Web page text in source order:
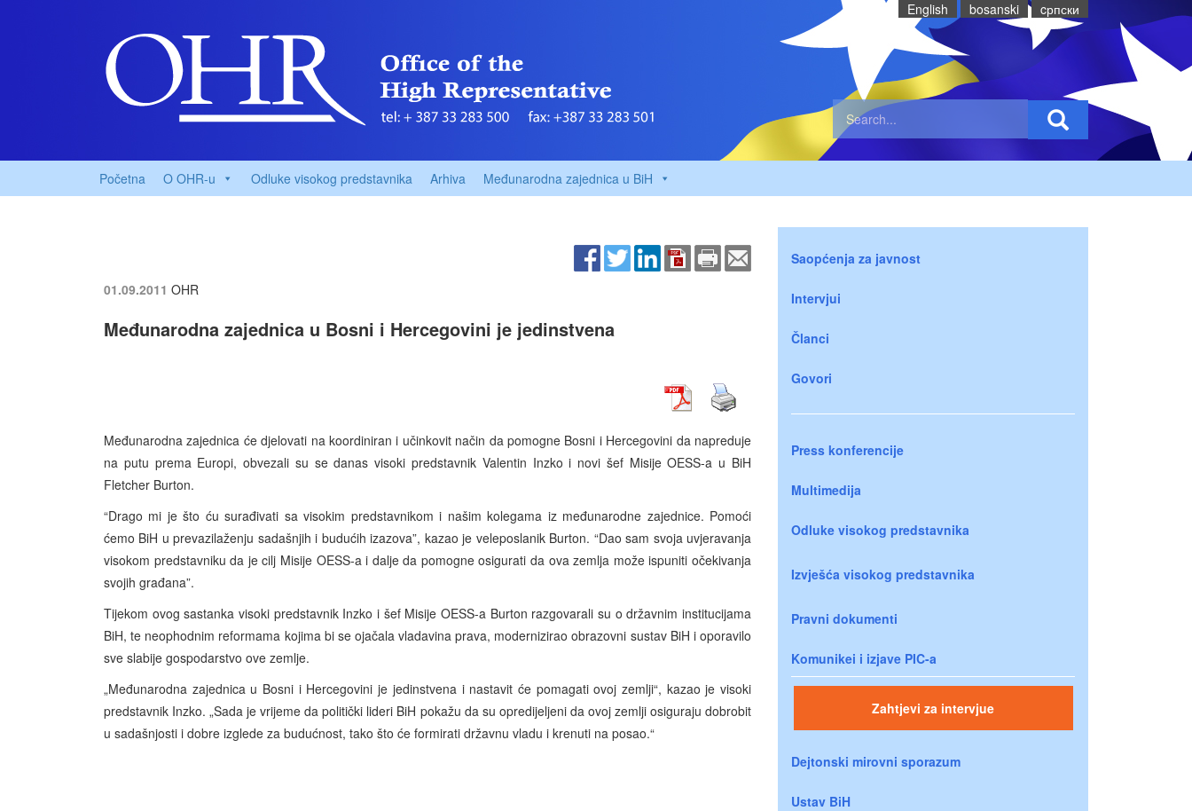
English bosanski cрпски
Početna O OHR-u Odluke visokog predstavnika Arhiva Međunarodna zajednica u BiH
01.09.2011 OHR
Međunarodna zajednica u Bosni i Hercegovini je jedinstvena
Međunarodna zajednica će djelovati na koordiniran i učinkovit način da pomogne Bosni i Hercegovini da napreduje
na putu prema Europi, obvezali su se danas visoki predstavnik Valentin Inzko i novi šef Misije OESS-a u BiH
Fletcher Burton.
“Drago mi je što ću surađivati sa visokim predstavnikom i našim kolegama iz međunarodne zajednice. Pomoći
ćemo BiH u prevazilaženju sadašnjih i budućih izazova”, kazao je veleposlanik Burton. “Dao sam svoja uvjeravanja
visokom predstavniku da je cilj Misije OESS-a i dalje da pomogne osigurati da ova zemlja može ispuniti očekivanja
svojih građana”.
Tijekom ovog sastanka visoki predstavnik Inzko i šef Misije OESS-a Burton razgovarali su o državnim institucijama
BiH, te neophodnim reformama kojima bi se ojačala vladavina prava, modernizirao obrazovni sustav BiH i oporavilo
sve slabije gospodarstvo ove zemlje.
„Međunarodna zajednica u Bosni i Hercegovini je jedinstvena i nastavit će pomagati ovoj zemlji“, kazao je visoki
predstavnik Inzko. „Sada je vrijeme da politički lideri BiH pokažu da su opredijeljeni da ovoj zemlji osiguraju dobrobit
u sadašnjosti i dobre izglede za budućnost, tako što će formirati državnu vladu i krenuti na posao.“
Saopćenja za javnost
Intervjui
Članci
Govori
Press konferencije
Multimedija
Odluke visokog predstavnika
Izvješća visokog predstavnika
Pravni dokumenti
Komunikei i izjave PIC-a
Zahtjevi za intervjue
Dejtonski mirovni sporazum
Ustav BiH